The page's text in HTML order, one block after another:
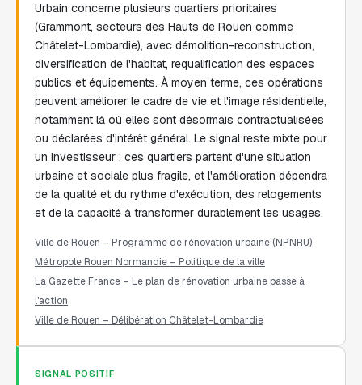
Urbain concerne plusieurs quartiers prioritaires
(Grammont, secteurs des Hauts de Rouen comme
Châtelet-Lombardie), avec démolition-reconstruction,
diversification de l'habitat, requalification des espaces
publics et équipements. À moyen terme, ces opérations
peuvent améliorer le cadre de vie et l'image résidentielle,
notamment là où elles sont désormais contractualisées
ou déclarées d'intérêt général. Le signal reste mixte pour
un investisseur : ces quartiers partent d'une situation
urbaine et sociale plus fragile, et l'amélioration dépendra
de la qualité et du rythme d'exécution, des relogements
et de la capacité à transformer durablement les usages.
Ville de Rouen – Programme de rénovation urbaine (NPNRU)
Métropole Rouen Normandie – Politique de la ville
La Gazette France – Le plan de rénovation urbaine passe à
l'action
Ville de Rouen – Délibération Châtelet-Lombardie
SIGNAL POSITIF